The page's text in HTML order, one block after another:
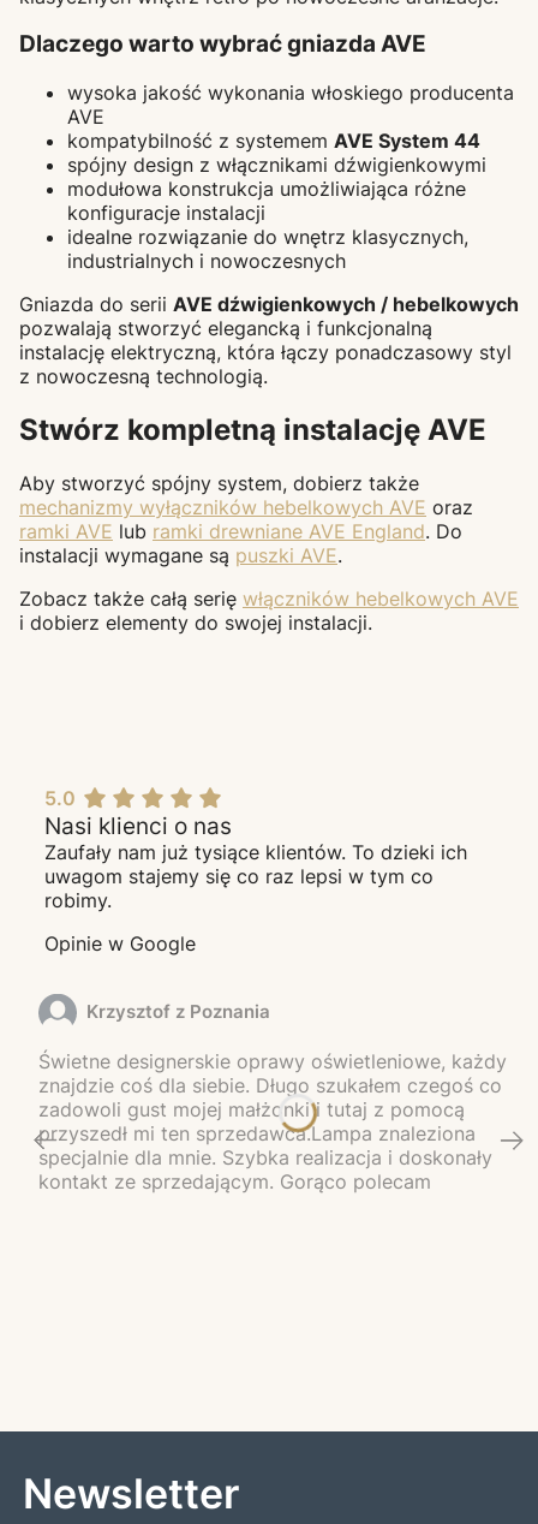
Dlaczego warto wybrać gniazda AVE
wysoka jakość wykonania włoskiego producenta
AVE
kompatybilność z systemem AVE System 44
spójny design z włącznikami dźwigienkowymi
modułowa konstrukcja umożliwiająca różne
konfiguracje instalacji
idealne rozwiązanie do wnętrz klasycznych,
industrialnych i nowoczesnych
Gniazda do serii AVE dźwigienkowych / hebelkowych
pozwalają stworzyć elegancką i funkcjonalną
instalację elektryczną, która łączy ponadczasowy styl
z nowoczesną technologią.
Stwórz kompletną instalację AVE
Aby stworzyć spójny system, dobierz także
mechanizmy wyłączników hebelkowych AVE oraz
ramki AVE lub ramki drewniane AVE England. Do
instalacji wymagane są puszki AVE.
Zobacz także całą serię włączników hebelkowych AVE
i dobierz elementy do swojej instalacji.
5.0
Nasi klienci o nas
Zaufały nam już tysiące klientów. To dzieki ich
uwagom stajemy się co raz lepsi w tym co
robimy.
Opinie w Google
Krzysztof z Poznania
Świetne designerskie oprawy oświetleniowe, każdy
znajdzie coś dla siebie. Długo szukałem czegoś co
zadowoli gust mojej małżonki i tutaj z pomocą
przyszedł mi ten sprzedawca.Lampa znaleziona
specjalnie dla mnie. Szybka realizacja i doskonały
kontakt ze sprzedającym. Gorąco polecam
Newsletter